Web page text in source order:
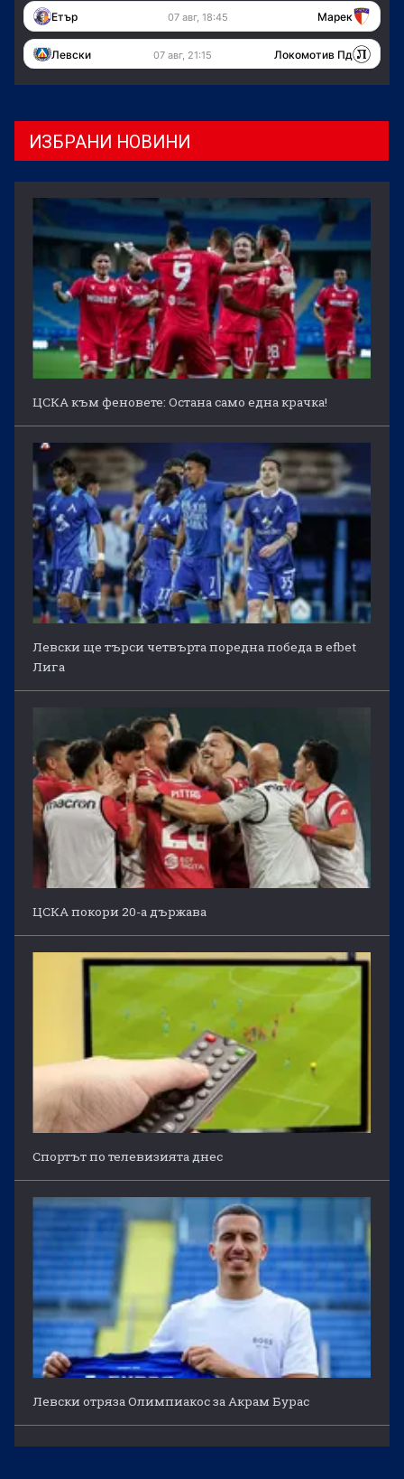
Етър 07 авг, 18:45 Марек
Левски 07 авг, 21:15 Локомотив Пд
ИЗБРАНИ НОВИНИ
ЦСКА към феновете: Остана само една крачка!
Левски ще търси четвърта поредна победа в efbet
Лига
ЦСКА покори 20-а държава
Спортът по телевизията днес
Левски отряза Олимпиакос за Акрам Бурас